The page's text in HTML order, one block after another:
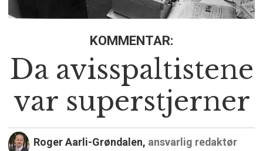
KOMMENTAR:
Da avisspaltistene
var superstjerner
Roger Aarli-Grøndalen, ansvarlig redaktør